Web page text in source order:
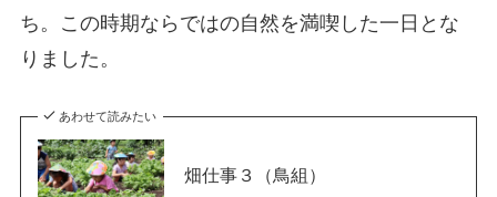
ち。この時期ならではの自然を満喫した一日とな
りました。
あわせて読みたい
畑仕事３（鳥組）